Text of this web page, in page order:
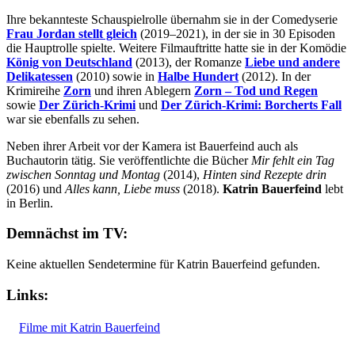
Ihre bekannteste Schauspielrolle übernahm sie in der Comedyserie
Frau Jordan stellt gleich (2019–2021), in der sie in 30 Episoden
die Hauptrolle spielte. Weitere Filmauftritte hatte sie in der Komödie
König von Deutschland (2013), der Romanze Liebe und andere
Delikatessen (2010) sowie in Halbe Hundert (2012). In der
Krimireihe Zorn und ihren Ablegern Zorn – Tod und Regen
sowie Der Zürich-Krimi und Der Zürich-Krimi: Borcherts Fall
war sie ebenfalls zu sehen.
Neben ihrer Arbeit vor der Kamera ist Bauerfeind auch als
Buchautorin tätig. Sie veröffentlichte die Bücher Mir fehlt ein Tag
zwischen Sonntag und Montag (2014), Hinten sind Rezepte drin
(2016) und Alles kann, Liebe muss (2018). Katrin Bauerfeind lebt
in Berlin.
Demnächst im TV:
Keine aktuellen Sendetermine für Katrin Bauerfeind gefunden.
Links:
Filme mit Katrin Bauerfeind